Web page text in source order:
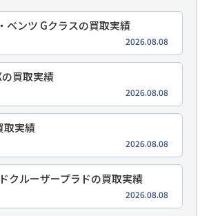
ベンツ Gクラスの買取実績
2026.08.08
の買取実績
2026.08.08
取実績
2026.08.08
クルーザープラドの買取実績
2026.08.08